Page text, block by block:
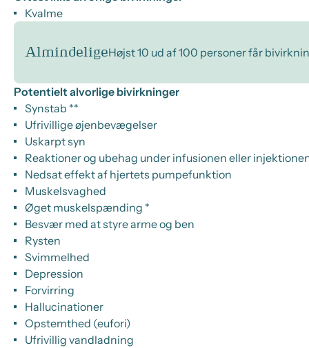
Kvalme
AlmindeligeHøjst 10 ud af 100 personer får
Potentielt alvorlige bivirkninger
Synstab **
Ufrivillige øjenbevægelser
Uskarpt syn
Reaktioner og ubehag under infusionen eller
Nedsat effekt af hjertets pumpefunktion
Muskelsvaghed
Øget muskelspænding *
Besvær med at styre arme og ben
Rysten
Svimmelhed
Depression
Forvirring
Hallucinationer
Opstemthed (eufori)
Ufrivillig vandladning